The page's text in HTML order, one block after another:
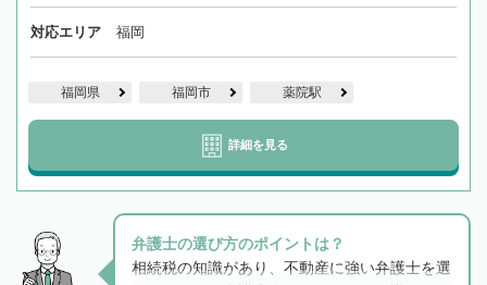
対応エリア 福岡
福岡県 福岡市 薬院駅
詳細を見る
弁護士の選び方のポイントは？
相続税の知識があり、不動産に強い弁護士を選